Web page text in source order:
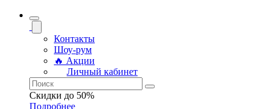
Контакты
Шоу-рум
🔥 Акции
Личный кабинет
Скидки до 50%
Подробнее